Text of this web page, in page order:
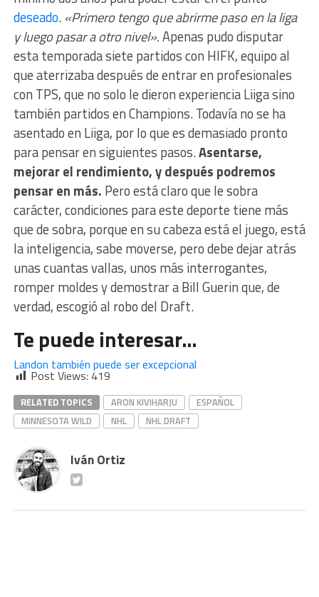
deseado. «Primero tengo que abrirme paso en la liga
y luego pasar a otro nivel».Apenas pudo disputar
esta temporada siete partidos con HIFK, equipo al
que aterrizaba después de entrar en profesionales
con TPS, que no solo le dieron experiencia Liiga sino
también partidos en Champions. Todavía no se ha
asentado en Liiga, por lo que es demasiado pronto
para pensar en siguientes pasos.Asentarse,
mejorar el rendimiento, y después podremos
pensar en más. Pero está claro que le sobra
carácter, condiciones para este deporte tiene más
que de sobra, porque en su cabeza está el juego, está
la inteligencia, sabe moverse, pero debe dejar atrás
unas cuantas vallas, unos más interrogantes,
romper moldes y demostrar a Bill Guerin que, de
verdad, escogió al robo del Draft.
Te puede interesar…
Landon también puede ser excepcional
Post Views: 419
RELATED TOPICS ARON KIVIHARJU
ESPAÑOL
MINNESOTA WILD
NHL NHL DRAFT
Iván Ortiz